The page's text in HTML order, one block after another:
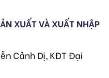
XUẤT VÀ XUẤT NHẬP
Cảnh Dị, KĐT Đại